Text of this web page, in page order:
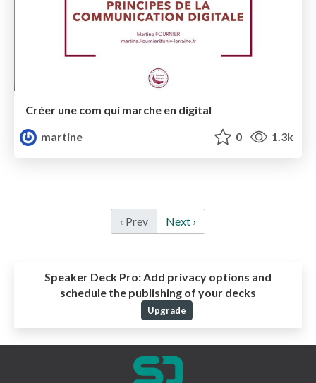
Créer une com qui marche en digital
martine
0 1.3k
‹ Prev Next ›
Speaker Deck Pro:Add privacy options and
schedule the publishing of your decks
Upgrade